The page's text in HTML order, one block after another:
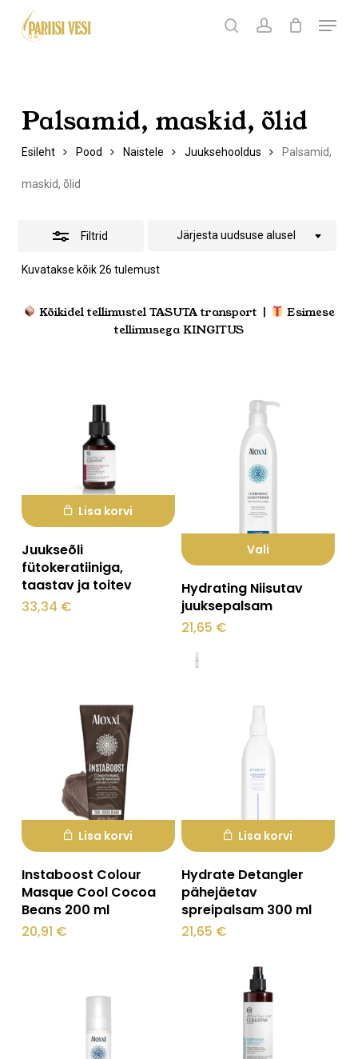
Products
search
searchaccount
Menu
Ostukorv
Palsamid, maskid, õlid
Esileht Pood Naistele Juuksehooldus Palsamid,
maskid, õlid
Filtrid
Kuvatakse kõik 26 tulemustSorditud
Järjesta uudsuse alusel
Peida
Kõikidel tellimustel TASUTA transport |
Esimese
tellimusega KINGITUS
Lisa korvi
Juukseõli
fütokeratiiniga,
taastav ja toitev
33,34 €
Vali
tootel
on
varianti.
Hydrating Niisutav
juuksepalsam
21,65 €
Lisa korvi
Instaboost Colour
Masque Cool Cocoa
Beans 200 ml
20,91 €
Lisa korvi
Hydrate Detangler
pähejäetav
spreipalsam 300 ml
21,65 €